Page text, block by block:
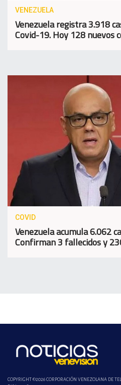
VENEZUELA
Venezuela registra 3.918
Covid-19. Hoy 128 nuevos
COVID
Venezuela acumula 6.062
Confirman 3 fallecidos y
COPYRIGHT ©2026 CORPORACIÓN VENEZOLANA DE